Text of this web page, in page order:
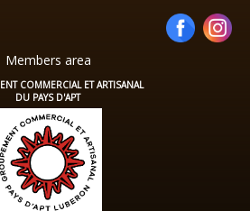
Members area
COMMERCIAL ET ARTISANAL
DU PAYS D'APT